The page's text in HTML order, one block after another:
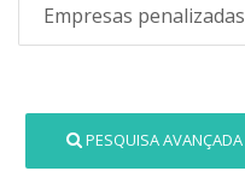
Empresas penalizadas
PESQUISA AVANÇADA